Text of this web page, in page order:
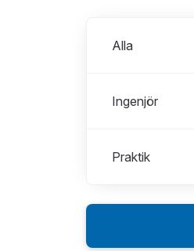
Alla
Ingenjör
Praktik